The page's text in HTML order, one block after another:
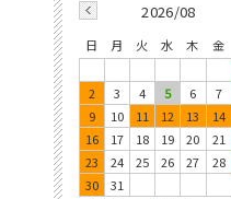
2026/08
日 月 火 水 木 金
2
3 4 5 6 7
9
10 11 12 13 14
16
17 18 19 20 21
23
24 25 26 27 28
30
31